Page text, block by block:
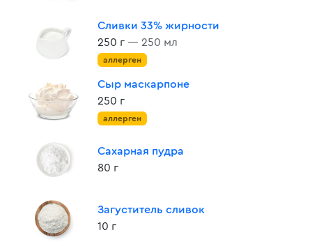
Сливки 33% жирности
250 г — 250 мл
аллерген
Сыр маскарпоне
250 г
аллерген
Сахарная пудра
80 г
Загуститель сливок
10 г